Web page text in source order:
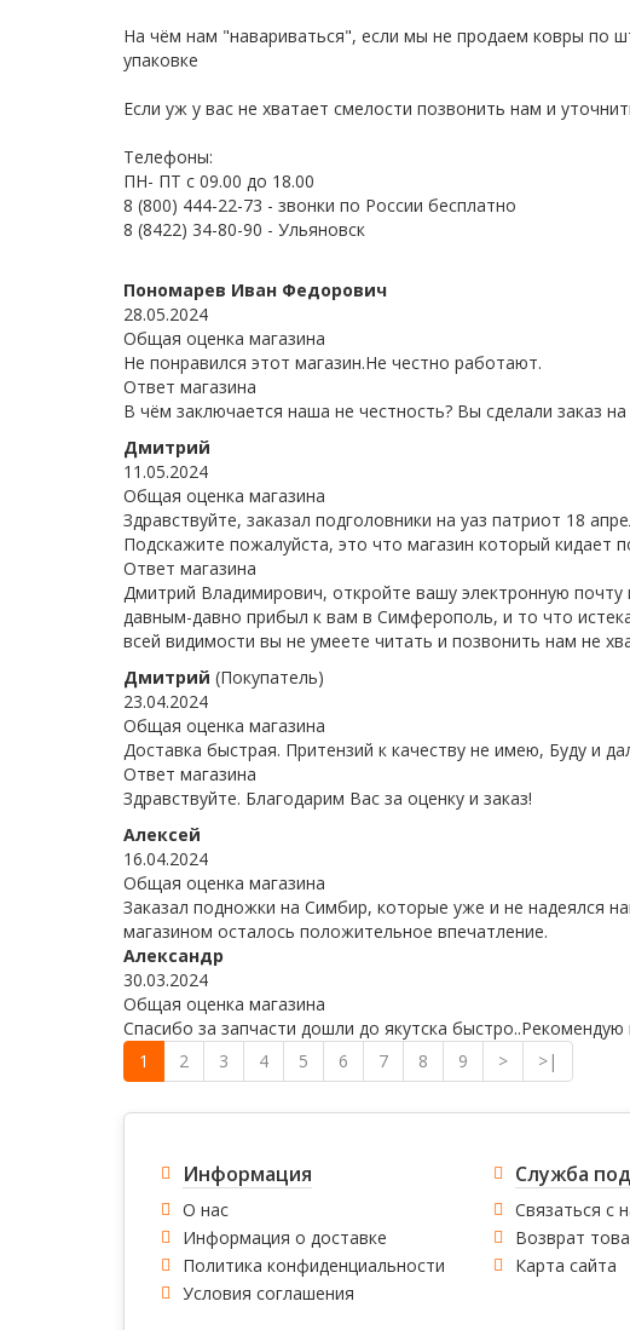
На чём нам "навариваться", если мы не продаем ковры по
упаковке
Если уж у вас не хватает смелости позвонить нам и
Телефоны:
ПН- ПТ с 09.00 до 18.00
8 (800) 444-22-73 - звонки по России бесплатно
8 (8422) 34-80-90 - Ульяновск
Пономарев Иван Федорович
28.05.2024
Общая оценка магазина
Не понравился этот магазин.Не честно работают.
Ответ магазина
В чём заключается наша не честность? Вы сделали заказ
Дмитрий
11.05.2024
Общая оценка магазина
Здравствуйте, заказал подголовники на уаз патриот 18
Подскажите пожалуйста, это что магазин который кидает
Ответ магазина
Дмитрий Владимирович, откройте вашу электронную
давным-давно прибыл к вам в Симферополь, и то что
всей видимости вы не умеете читать и позвонить нам не
Дмитрий (Покупатель)
23.04.2024
Общая оценка магазина
Доставка быстрая. Притензий к качеству не имею, Буду и
Ответ магазина
Здравствуйте. Благодарим Вас за оценку и заказ!
Алексей
16.04.2024
Общая оценка магазина
Заказал подножки на Симбир, которые уже и не надеялся
магазином осталось положительное впечатление.
Александр
30.03.2024
Общая оценка магазина
Спасибо за запчасти дошли до якутска
1
2 3 4 5 6 7 8 9 > >|
Информация
О нас
Информация о доставке
Политика конфиденциальности
Условия соглашения
Служба
Связаться с
Возврат
Карта сайта